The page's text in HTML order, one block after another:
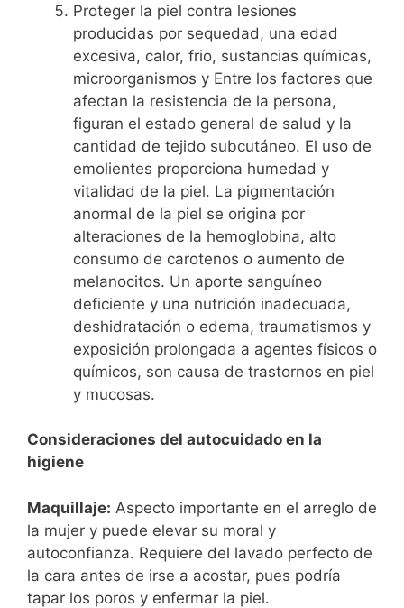
Proteger la piel contra lesiones
producidas por sequedad, una edad
excesiva, calor, frio, sustancias químicas,
microorganismos y Entre los factores que
afectan la resistencia de la persona,
figuran el estado general de salud y la
cantidad de tejido subcutáneo. El uso de
emolientes proporciona humedad y
vitalidad de la piel. La pigmentación
anormal de la piel se origina por
alteraciones de la hemoglobina, alto
consumo de carotenos o aumento de
melanocitos. Un aporte sanguíneo
deficiente y una nutrición inadecuada,
deshidratación o edema, traumatismos y
exposición prolongada a agentes físicos o
químicos, son causa de trastornos en piel
y mucosas.
Consideraciones del autocuidado en la
higiene
Maquillaje: Aspecto importante en el arreglo de
la mujer y puede elevar su moral y
autoconfianza. Requiere del lavado perfecto de
la cara antes de irse a acostar, pues podría
tapar los poros y enfermar la piel.